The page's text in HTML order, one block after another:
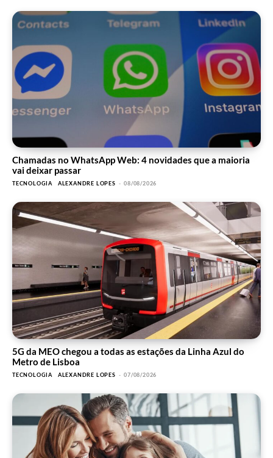
Chamadas no WhatsApp Web: 4 novidades que a maioria
vai deixar passar
TECNOLOGIA ALEXANDRE LOPES - 08/08/2026
5G da MEO chegou a todas as estações da Linha Azul do
Metro de Lisboa
TECNOLOGIA ALEXANDRE LOPES - 07/08/2026